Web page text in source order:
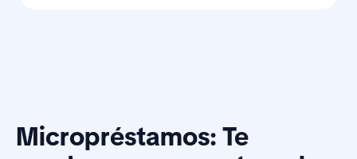
Micropréstamos: Te